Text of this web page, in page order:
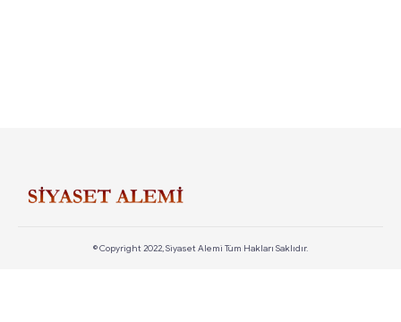
© Copyright 2022, Siyaset Alemi Tüm Hakları Saklıdır.